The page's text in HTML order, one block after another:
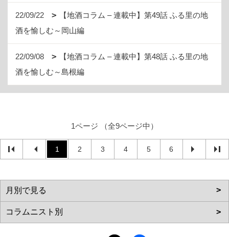
22/09/22
【地酒コラム – 連載中】第49話 ふる里の地
酒を愉しむ～岡山編
22/09/08
【地酒コラム – 連載中】第48話 ふる里の地
酒を愉しむ～島根編
1ページ （全9ページ中）
1 2 3 4 5 6